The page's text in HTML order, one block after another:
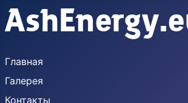
Главная
Галерея
Контакты